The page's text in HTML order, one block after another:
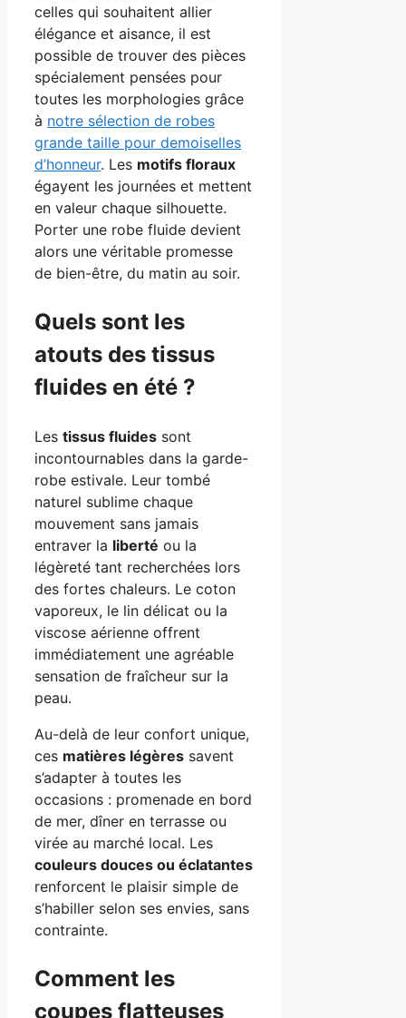
celles qui souhaitent allier
élégance et aisance, il est
possible de trouver des pièces
spécialement pensées pour
toutes les morphologies grâce
à notre sélection de robes
grande taille pour demoiselles
d’honneur. Les motifs floraux
égayent les journées et mettent
en valeur chaque silhouette.
Porter une robe fluide devient
alors une véritable promesse
de bien-être, du matin au soir.
Quels sont les
atouts des tissus
fluides en été ?
Les tissus fluides sont
incontournables dans la garde-
robe estivale. Leur tombé
naturel sublime chaque
mouvement sans jamais
entraver la liberté ou la
légèreté tant recherchées lors
des fortes chaleurs. Le coton
vaporeux, le lin délicat ou la
viscose aérienne offrent
immédiatement une agréable
sensation de fraîcheur sur la
peau.
Au-delà de leur confort unique,
ces matières légères savent
s’adapter à toutes les
occasions : promenade en bord
de mer, dîner en terrasse ou
virée au marché local. Les
couleurs douces ou éclatantes
renforcent le plaisir simple de
s’habiller selon ses envies, sans
contrainte.
Comment les
coupes flatteuses